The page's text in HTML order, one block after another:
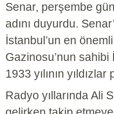
Senar, perşembe
adını duyurdu.
İstanbul’un en
Gazinosu’nun
1933 yılının
Radyo yıllarında Ali